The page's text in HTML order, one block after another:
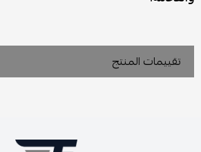
تقييمات المنتج